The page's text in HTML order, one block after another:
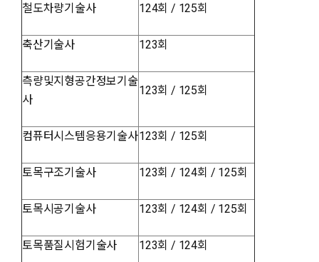
철도차량기술사 124회 / 125회
축산기술사 123회
측량및지형공간정보기술
사
123회 / 125회
컴퓨터시스템응용기술사123회 / 125회
토목구조기술사 123회 / 124회 / 125회
토목시공기술사 123회 / 124회 / 125회
토목품질시험기술사 123회 / 124회